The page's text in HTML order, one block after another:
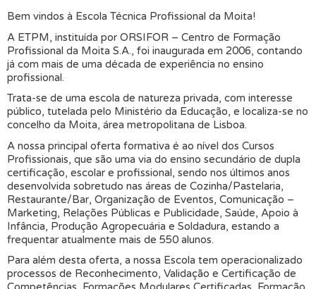
Bem vindos à Escola Técnica Profissional da Moita!
A ETPM, instituída por ORSIFOR – Centro de Formação
Profissional da Moita S.A., foi inaugurada em 2006, contando
já com mais de uma década de experiência no ensino
profissional.
Trata-se de uma escola de natureza privada, com interesse
público, tutelada pelo Ministério da Educação, e localiza-se no
concelho da Moita, área metropolitana de Lisboa.
A nossa principal oferta formativa é ao nível dos Cursos
Profissionais, que são uma via do ensino secundário de dupla
certificação, escolar e profissional, sendo nos últimos anos
desenvolvida sobretudo nas áreas de Cozinha/Pastelaria,
Restaurante/Bar, Organização de Eventos, Comunicação –
Marketing, Relações Públicas e Publicidade, Saúde, Apoio à
Infância, Produção Agropecuária e Soldadura, estando a
frequentar atualmente mais de 550 alunos.
Para além desta oferta, a nossa Escola tem operacionalizado
processos de Reconhecimento, Validação e Certificação de